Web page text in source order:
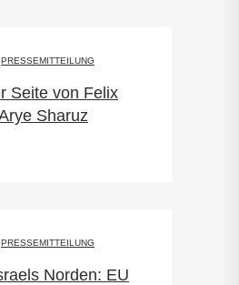
PRESSEMITTEILUNG
Seite von Felix
Sharuz
PRESSEMITTEILUNG
Norden: EU